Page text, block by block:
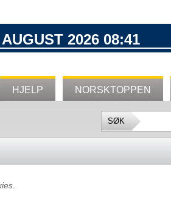
2026 08:41
HJELP NORSKTOPPEN